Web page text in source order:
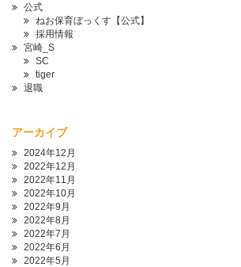
公式
ねお保育ぼっくす【公式】
採用情報
宮崎_S
SC
tiger
退職
アーカイブ
2024年12月
2022年12月
2022年11月
2022年10月
2022年9月
2022年8月
2022年7月
2022年6月
2022年5月